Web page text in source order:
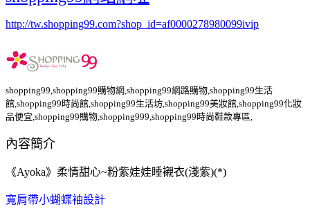
http://tw.shopping99.com?shop_id=af0000278980099ivip
shopping99,shopping99購物網,shopping99網路購物,shopping99生活
館,shopping99時尚館,shopping99生活坊,shopping99美妝館,shopping99化妝
品便宜,shopping99購物,shopping999,shopping99時尚鞋款專區,
內容簡介
《Ayoka》柔情甜心~粉紫娃娃睡襯衣(淺紫)(*)
寬肩帶小蝴蝶袖設計